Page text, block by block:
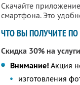
Скачайте
смартфона. Это
ЧТО ВЫ ПОЛУЧИТЕ
Скидка 30% на
Внимание! Акция
изготовления